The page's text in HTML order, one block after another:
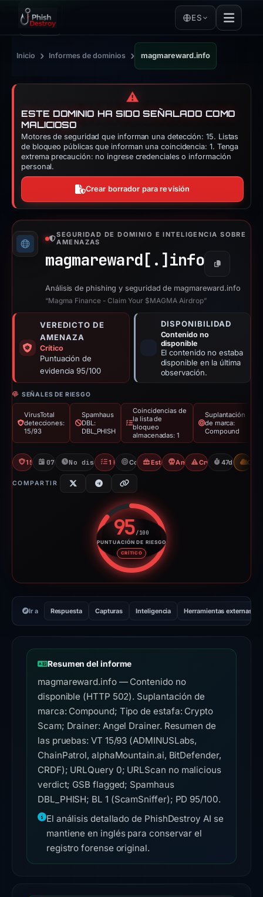
ES
Inicio › Informes de dominios › magmareward.info
⚠️
ESTE DOMINIO HA SIDO SEÑALADO COMO
MALICIOSO
Motores de seguridad que informan una detección: 15. Listas
de bloqueo públicas que informan una coincidencia: 1. Tenga
extrema precaución: no ingrese credenciales o información
personal.
Crear borrador para revisión
SEGURIDAD DE DOMINIO E INTELIGENCIA SOBRE
AMENAZAS
magmareward[.] info Copiar
Análisis de phishing y seguridad de magmareward.info
“Magma Finance - Claim Your $MAGMA Airdrop”
VEREDICTO DE
AMENAZA
Crítico
Puntuación de
evidencia 95/100
DISPONIBILIDAD
Contenido no
disponible
El contenido no estaba
disponible en la última
observación.
SEÑALES DE RIESGO
VirusTotal
detecciones:
15/93
Spamhaus
DBL:
DBL_PHISH
Coincidencias de
la lista de
bloqueo
almacenadas: 1
Suplantación
de marca:
Compound
15/93 VT07/01/2026No disponible desde 23/02/2026
1 BlocklistCompoundEstafa de airdrop
Angel Drainer
Crypto Scam
47d to CDN
COMPARTIR
95/100
PUNTUACIÓN DE RIESGO
CRÍTICO
Puntuación de riesgo: 95
Ir a Respuesta Capturas Inteligencia Herramientas externas
Resumen del informe
magmareward.info — Contenido no
disponible (HTTP 502). Suplantación de
marca: Compound; Tipo de estafa: Crypto
Scam; Drainer: Angel Drainer. Resumen de
las pruebas: VT 15/93 (ADMINUSLabs,
ChainPatrol, alphaMountain.ai, BitDefender,
CRDF); URLQuery 0; URLScan no malicious
verdict; GSB flagged; Spamhaus
DBL_PHISH; BL 1 (ScamSniffer); PD 95/100.
El análisis detallado de PhishDestroy AI se
mantiene en inglés para conservar el
registro forense original.